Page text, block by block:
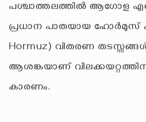
പശ്ചാത്തലത്തിൽ ആഗോള
പ്രധാന പാതയായ ഹോർമുസ്
Hormuz) വിതരണ
ആശങ്കയാണ് വിലക്കയറ്റത്തിന്
കാരണം.